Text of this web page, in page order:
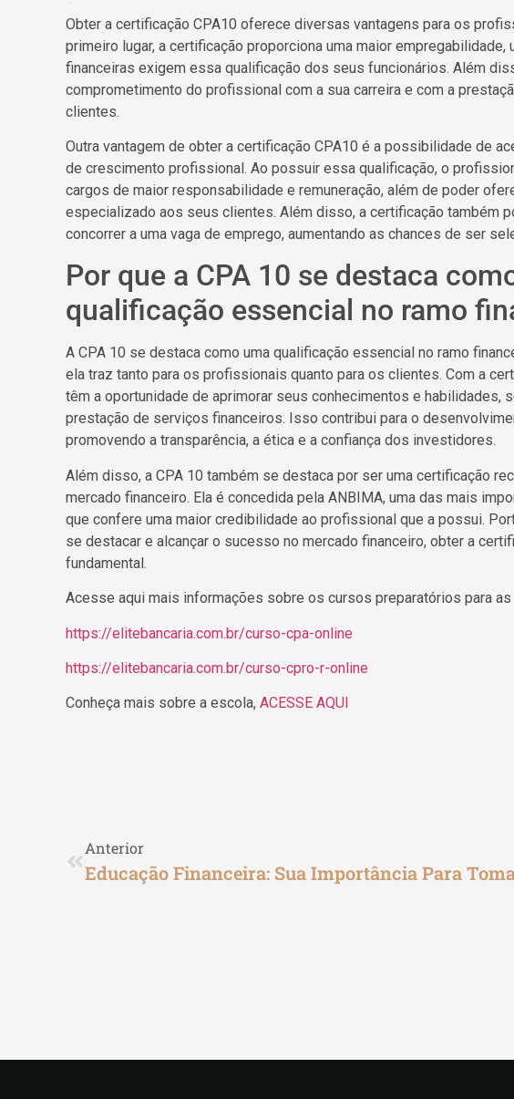
Obter a certificação CPA10 oferece diversas vantagens para os
primeiro lugar, a certificação proporciona uma maior
financeiras exigem essa qualificação dos seus funcionários. Além
comprometimento do profissional com a sua carreira e com a
clientes.
Outra vantagem de obter a certificação CPA10 é a possibilidade de
de crescimento profissional. Ao possuir essa qualificação, o
cargos de maior responsabilidade e remuneração, além de poder
especializado aos seus clientes. Além disso, a certificação também
concorrer a uma vaga de emprego, aumentando as chances de ser
Por que a CPA 10 se destaca
qualificação essencial no ramo
A CPA 10 se destaca como uma qualificação essencial no ramo
ela traz tanto para os profissionais quanto para os clientes. Com a
têm a oportunidade de aprimorar seus conhecimentos e habilidades,
prestação de serviços financeiros. Isso contribui para o
promovendo a transparência, a ética e a confiança dos investidores.
Além disso, a CPA 10 também se destaca por ser uma certificação
mercado financeiro. Ela é concedida pela ANBIMA, uma das mais
que confere uma maior credibilidade ao profissional que a possui.
se destacar e alcançar o sucesso no mercado financeiro, obter a
fundamental.
Acesse aqui mais informações sobre os cursos preparatórios para
https://elitebancaria.com.br/curso-cpa-online
https://elitebancaria.com.br/curso-cpro-r-online
Conheça mais sobre a escola, ACESSE AQUI
Anterior